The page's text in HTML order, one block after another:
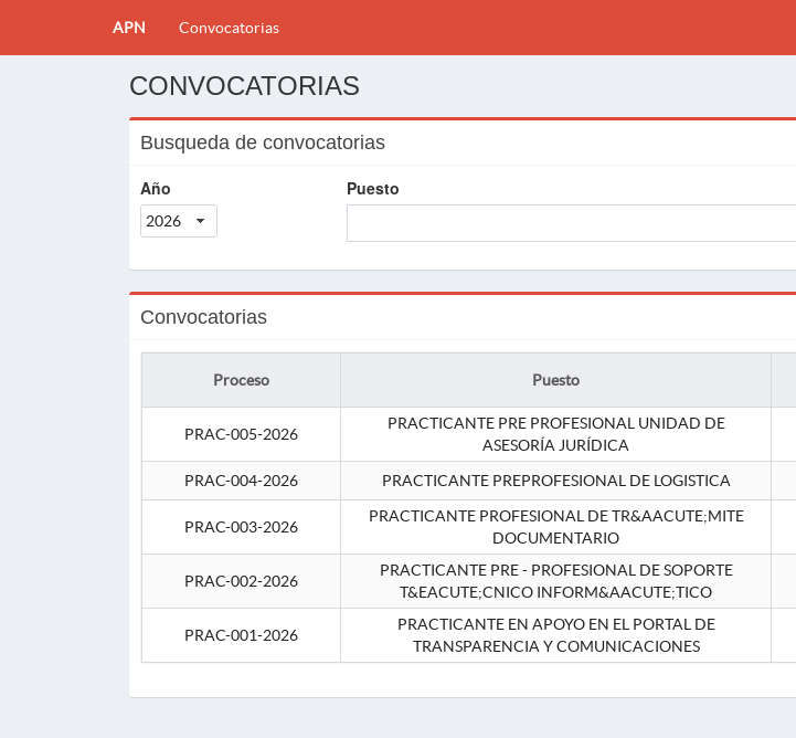
APN Convocatorias
CONVOCATORIAS
Busqueda de convocatorias
Año
2026
Puesto
Convocatorias
Proceso Puesto
PRAC-005-2026
PRACTICANTE PRE PROFESIONAL UNIDAD DE
ASESORÍA JURÍDICA
PRAC-004-2026 PRACTICANTE PREPROFESIONAL DE LOGISTICA
PRAC-003-2026
PRACTICANTE PROFESIONAL DE TR&AACUTE;MITE
DOCUMENTARIO
PRAC-002-2026
PRACTICANTE PRE - PROFESIONAL DE SOPORTE
T&EACUTE;CNICO INFORM&AACUTE;TICO
PRAC-001-2026
PRACTICANTE EN APOYO EN EL PORTAL DE
TRANSPARENCIA Y COMUNICACIONES